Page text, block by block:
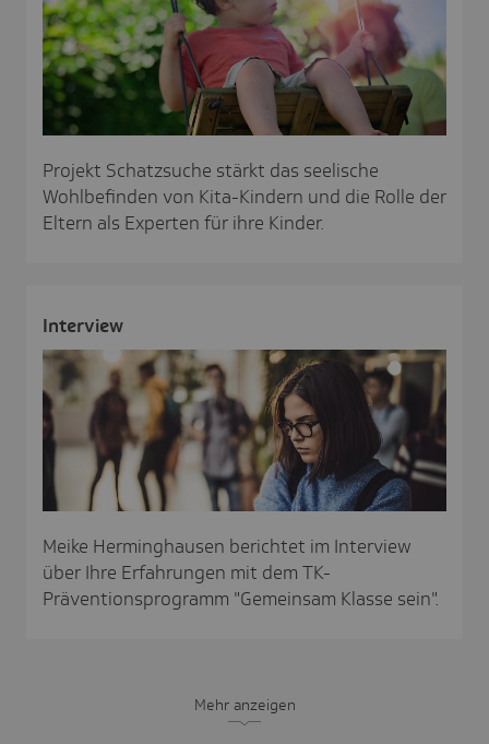
Projekt Schatzsuche stärkt das seelische
Wohlbefinden von Kita-Kindern und die Rolle der
Eltern als Experten für ihre Kinder.
Inter­view
Meike Herminghausen berichtet im Interview
über Ihre Erfahrungen mit dem TK-
Präventionsprogramm "Gemeinsam Klasse sein".
Mehr anzeigen